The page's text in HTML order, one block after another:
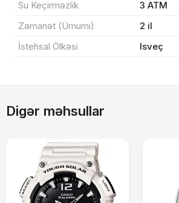
Su Keçirməzlik
3 ATM
Zəmanət (Ümumi)
2 il
İstehsal Ölkəsi
Isveç
Digər məhsullar
Alış-verişə davam et